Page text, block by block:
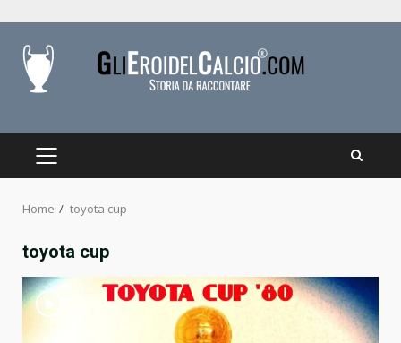
content
PRIMARY
Home toyota cup
toyota cup